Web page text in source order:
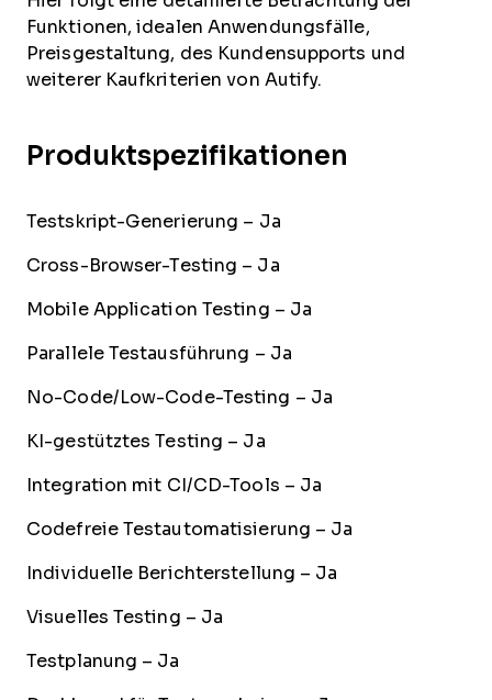
Funktionen, idealen Anwendungsfälle,
Preisgestaltung, des Kundensupports und
weiterer Kaufkriterien von Autify.
Produktspezifikationen
Testskript-Generierung – Ja
Cross-Browser-Testing – Ja
Mobile Application Testing – Ja
Parallele Testausführung – Ja
No-Code/Low-Code-Testing – Ja
KI-gestütztes Testing – Ja
Integration mit CI/CD-Tools – Ja
Codefreie Testautomatisierung – Ja
Individuelle Berichterstellung – Ja
Visuelles Testing – Ja
Testplanung – Ja